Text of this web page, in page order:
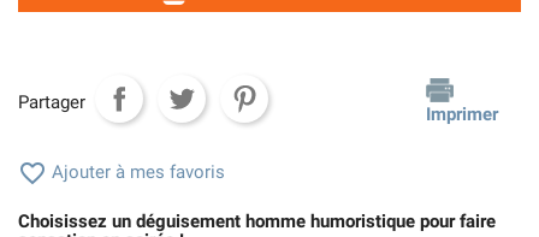
Partager
Imprimer
 Ajouter à mes favoris
Choisissez un déguisement homme humoristique pour faire